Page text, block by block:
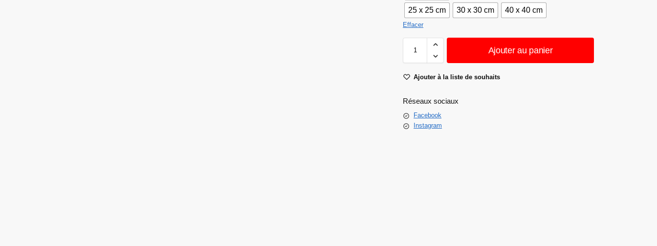
25 x 25 cm 30 x 30 cm 40 x 40 cm
Effacer
Ajouter au panier
Ajouter à la liste de souhaits
Réseaux sociaux
Facebook
Instagram